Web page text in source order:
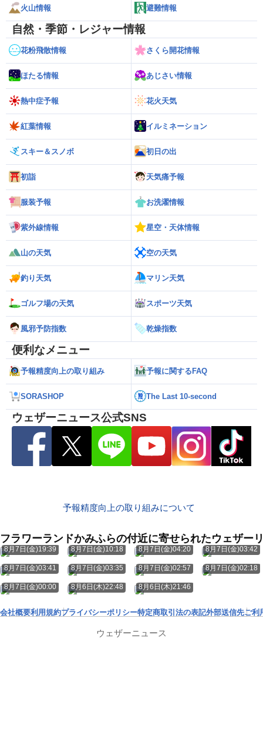
火山情報 避難情報
自然・季節・レジャー情報
花粉飛散情報 さくら開花情報
ほたる情報 あじさい情報
熱中症予報 花火天気
紅葉情報 イルミネーション
スキー＆スノボ 初日の出
初詣 天気痛予報
服装予報 お洗濯情報
紫外線情報 星空・天体情報
山の天気 空の天気
釣り天気 マリン天気
ゴルフ場の天気 スポーツ天気
風邪予防指数 乾燥指数
便利なメニュー
予報精度向上の取り組み 予報に関するFAQ
SORASHOP The Last 10-second
ウェザーニュース公式SNS
予報精度向上の取り組みについて
フラワーランドかみふらの付近に寄せられたウェザー
8月7日(金)19:39 8月7日(金)10:18 8月7日(金)04:20 8月7日(金)03:42
8月7日(金)03:41 8月7日(金)03:35 8月7日(金)02:57 8月7日(金)02:18
8月7日(金)00:00 8月6日(木)22:48 8月6日(木)21:46
会社概要利用規約プライバシーポリシー特定商取引法の表記外部送信先ご利
ウェザーニュース